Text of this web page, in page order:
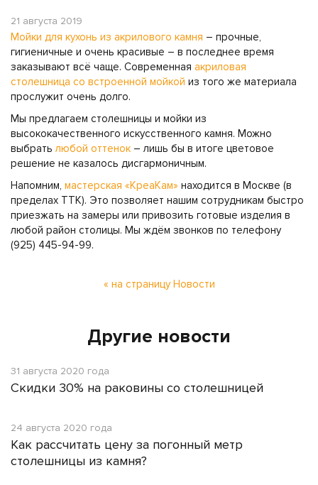
21 августа 2019
Мойки для кухонь из акрилового камня – прочные,
гигиеничные и очень красивые – в последнее время
заказывают всё чаще. Современная акриловая
столешница со встроенной мойкой из того же материала
прослужит очень долго.
Мы предлагаем столешницы и мойки из
высококачественного искусственного камня. Можно
выбрать любой оттенок – лишь бы в итоге цветовое
решение не казалось дисгармоничным.
Напомним, мастерская «КреаКам» находится в Москве (в
пределах ТТК). Это позволяет нашим сотрудникам быстро
приезжать на замеры или привозить готовые изделия в
любой район столицы. Мы ждём звонков по телефону
(925) 445-94-99.
« на страницу Новости
Другие новости
31 августа 2020 года
Скидки 30% на раковины со столешницей
24 августа 2020 года
Как рассчитать цену за погонный метр
столешницы из камня?